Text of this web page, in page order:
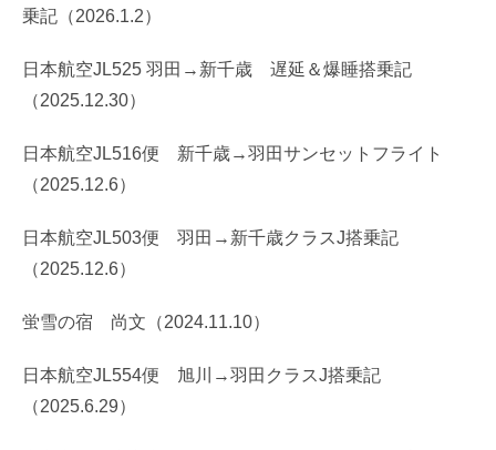
乗記（2026.1.2）
日本航空JL525 羽田→新千歳 遅延＆爆睡搭乗記
（2025.12.30）
日本航空JL516便 新千歳→羽田サンセットフライト
（2025.12.6）
日本航空JL503便 羽田→新千歳クラスJ搭乗記
（2025.12.6）
蛍雪の宿 尚文（2024.11.10）
日本航空JL554便 旭川→羽田クラスJ搭乗記
（2025.6.29）